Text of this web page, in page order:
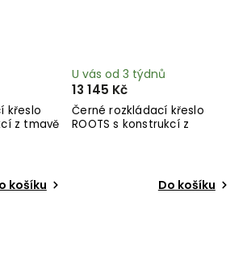
křeslo
z tmavě
košíku
Černé rozkládací křeslo
ROOTS s konstrukcí z
U vás od 3 týdnů
13 145 Kč
Do košíku